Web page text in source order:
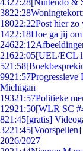
4322:28[Nintendo &
3822:28
18022:22Post hier
1422:18Hoe ga jij om
24622:12
21622:05[UEL/ECL
521:58
9921:57
Michigan
19321:57Politieke
12921:50[WLR SC
821:45[gratis]
3221:45
2026/2027